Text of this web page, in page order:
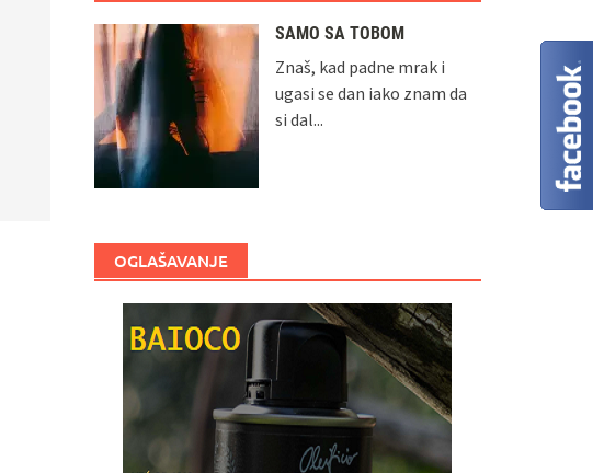
SAMO SA TOBOM
Znaš, kad padne mrak i
ugasi se dan iako znam da
si dal...
OGLAŠAVANJE